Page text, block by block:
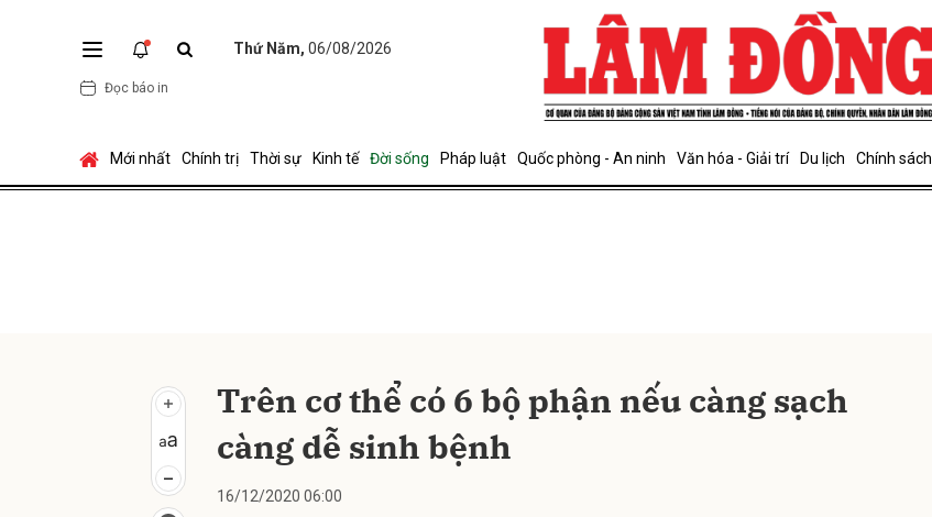
Thứ Năm, 06/08/2026
Đọc báo in
Mới nhất Chính trị Thời sự Kinh tế Đời sống Pháp luật Quốc phòng - An ninh Văn hóa - Giải trí Du lịch Chính sách
Trên cơ thể có 6 bộ phận nếu càng sạch
càng dễ sinh bệnh
16/12/2020 06:00
Gửi bình luận